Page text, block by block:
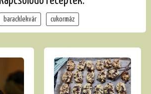
baracklekvár cukormáz